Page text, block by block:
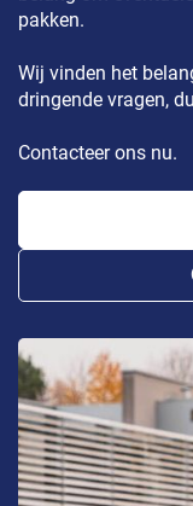
pakken.
Wij vinden het
dringende vragen,
Contacteer ons nu.